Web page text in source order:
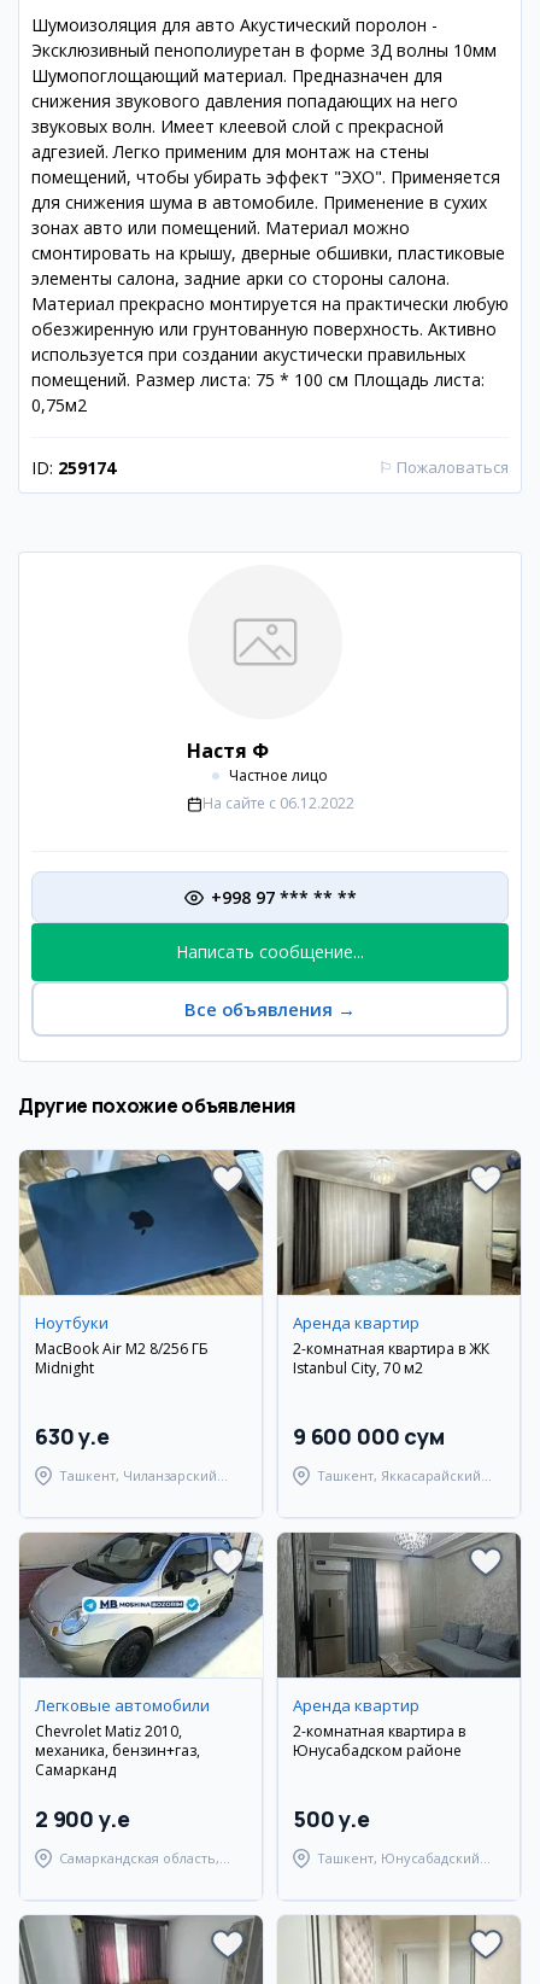
Шумоизоляция для авто Акустический поролон -
Эксклюзивный пенополиуретан в форме 3Д волны 10мм
Шумопоглощающий материал. Предназначен для
снижения звукового давления попадающих на него
звуковых волн. Имеет клеевой слой с прекрасной
адгезией. Легко применим для монтаж на стены
помещений, чтобы убирать эффект "ЭХО". Применяется
для снижения шума в автомобиле. Применение в сухих
зонах авто или помещений. Материал можно
смонтировать на крышу, дверные обшивки, пластиковые
элементы салона, задние арки со стороны салона.
Материал прекрасно монтируется на практически любую
обезжиренную или грунтованную поверхность. Активно
используется при создании акустически правильных
помещений. Размер листа: 75 * 100 см Площадь листа:
0,75м2
ID: 259174 ⚐ Пожаловаться
Настя Ф
Частное лицо
На сайте с 06.12.2022
+998 97 *** ** **
Написать сообщение...
Все объявления →
Другие похожие объявления
Ноутбуки
MacBook Air M2 8/256 ГБ
Midnight
630 y.e
Ташкент, Чиланзарский
Аренда квартир
2-комнатная квартира в ЖК
Istanbul City, 70 м2
9 600 000 сум
Ташкент, Яккасарайский
Легковые автомобили
Chevrolet Matiz 2010,
механика, бензин+газ,
Самарканд
2 900 y.e
Самаркандская область,
Аренда квартир
2-комнатная квартира в
Юнусабадском районе
500 y.e
Ташкент, Юнусабадский